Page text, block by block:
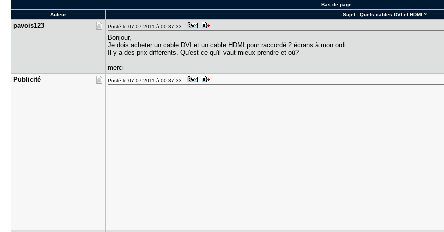
Bas de page
Auteur
Sujet : Quels cables DVI et HDMI ?
pavois123 Posté le 07-07-2011 à 00:37:33
Bonjour,
Je dois acheter un cable DVI et un cable HDMI pour raccordé 2 écrans à mon ordi.
Il y a des prix différents. Qu'est ce qu'il vaut mieux prendre et où?
merci
Publicité
Posté le 07-07-2011 à 00:37:33